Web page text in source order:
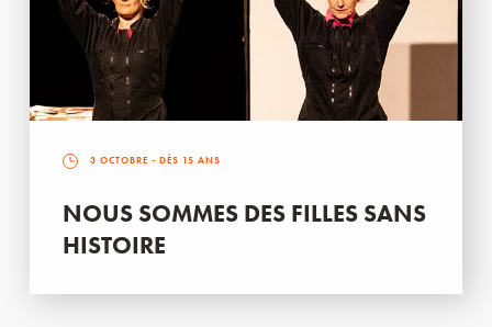
3 OCTOBRE - DÈS 15 ANS
NOUS SOMMES DES FILLES SANS
HISTOIRE